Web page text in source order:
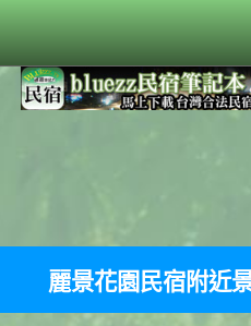
麗景花園民宿附近